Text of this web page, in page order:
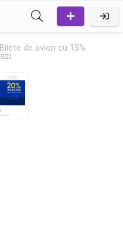
de avion cu 15%